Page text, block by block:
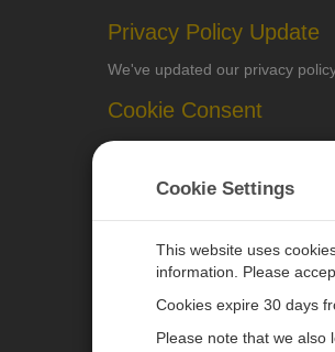
Privacy Policy Update
We've updated our privacy
Cookie Consent
Update your cookie preferences.
CAMPBELL
Cookie Settings
This website uses
information. Please
Cookies expire 30 days
Please note that we also